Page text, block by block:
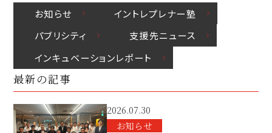
お知らせ
イントレプレナー塾
パブリシティ
⽀援先ニュース
インキュベーションレポート
最新の記事
2026.07.30
お知らせ